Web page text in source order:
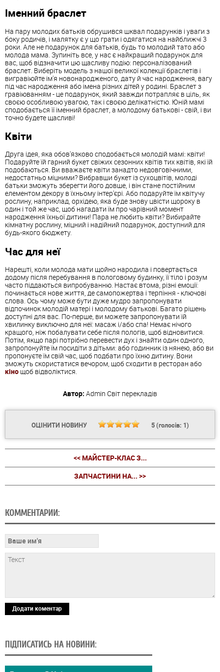
Іменний браслет
На пару молодих батьків обрушився шквал подарунків і уваги з
боку родичів, і малятку є у що грати і одягатися на найближчі 3
роки. Але не подарунок для батьків, будь то молодий тато або
молода мама. Зупиніть все, у нас є найкращий подарунок для
вас, щоб відзначити цю щасливу подію: персоналізований
браслет. Виберіть модель з нашої великої колекції браслетів і
вигравіюйте ім'я новонародженого, дату й час народження, вагу
під час народження або імена різних дітей у родині. Браслет з
гравіюванням - це подарунок, який завжди потрапляє в ціль, як
своєю особливою увагою, так і своєю делікатністю. Юній мамі
сподобається її іменний браслет, а молодому батькові - свій, і ви
точно будете щасливі!
Квіти
Друга ідея, яка обов'язково сподобається молодій мамі: квіти!
Подаруйте їй гарний букет свіжих сезонних квітів тих квітів, які їй
подобаються. Ви вважаєте квіти занадто недовговічними,
недостатньо міцними? Вибравши букет із сухоцвітів, молоді
батьки зможуть зберегти його довше, і він стане постійним
елементом декору в їхньому інтер'єрі. Або подаруйте їм квітучу
рослину, наприклад, орхідею, яка буде знову цвісти щороку в
один і той же час, щоб нагадати їм про чарівний момент
народження їхньої дитини! Пара не любить квіти? Вибирайте
кімнатну рослину, міцний і надійний подарунок, доступний для
будь-якого бюджету.
Час для неї
Нарешті, коли молода мати щойно народила і повертається
додому після перебування в пологовому будинку, її тіло і розум
часто піддаються випробуванню. Настає втома, різні емоції:
починається нове життя, де самопожертва і терпіння - ключові
слова. Ось чому може бути дуже мудро запропонувати
відпочинок молодій матері і молодому батькові. Багато рішень
доступні для вас. По-перше, ви можете запропонувати їй
хвилинку виключно для неї: масаж і/або спа! Немає нічого
кращого, ніж побалувати себе після пологів, щоб відновитися.
Потім, якщо парі потрібно перевести дух і знайти один одного,
запропонуйте їм посидіти з дітьми: або годинник із нянею, або ви
пропонуєте їм свій час, щоб подбати про їхню дитину. Вони
зможуть скористатися вечором, щоб сходити в ресторан або
кіно щоб відволіктися.
Автор: Admin Світ перекладів
ОЦІНИТИ НОВИНУ 5(голосів: 1)
<< МАЙСТЕР-КЛАС З...
ЗАПЧАСТИНИ НА... >>
КОММЕНТАРИИ:
Додати коментар
ПІДПИСАТИСЬ НА НОВИНИ: